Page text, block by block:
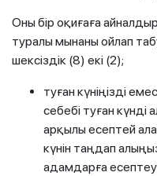
Оны бір оқиғаға
туралы мынаны ойлап
шексіздік (8) екі (2);
туған күніңізді
себебі туған күнді
арқылы есептей
күнін таңдап
адамдарға